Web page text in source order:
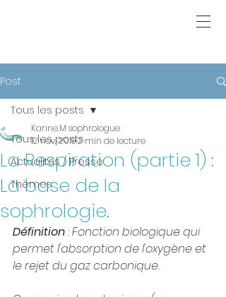
Post
Tous les posts
Actualités / Presse
Thèmes
Tous les posts
La Respiration (partie 1) :
La base de la
sophrologie.
Karine.M sophrologue
12 nov. 20192 min de lecture
Définition : Fonction biologique qui
permet l'absorption de l'oxygène et
le rejet du gaz carbonique.